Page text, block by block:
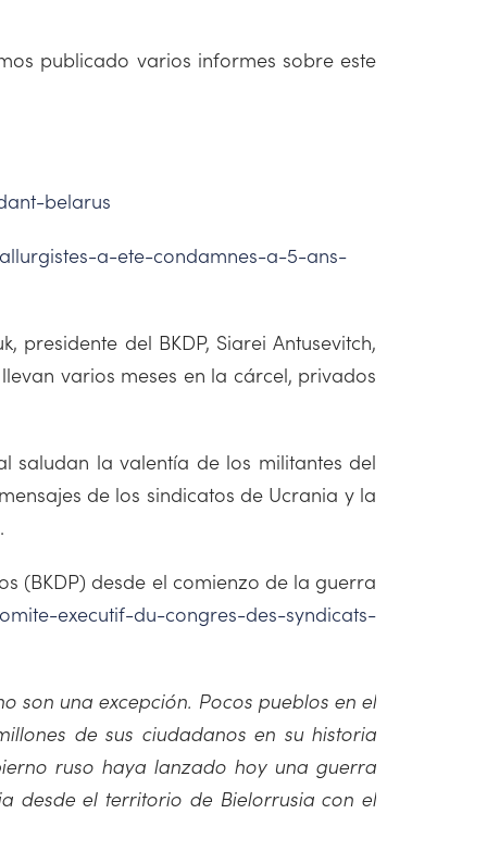
publicado varios informes sobre este
belarus
a-ete-condamnes-a-5-ans-
presidente del BKDP, Siarei Antusevitch,
varios meses en la cárcel, privados
saludan la valentía de los militantes del
de los sindicatos de Ucrania y la
(BKDP) desde el comienzo de la guerra
executif-du-congres-des-syndicats-
son una excepción. Pocos pueblos en el
de sus ciudadanos en su historia
ruso haya lanzado hoy una guerra
desde el territorio de Bielorrusia con el